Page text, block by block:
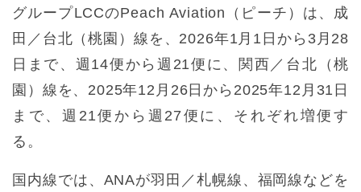
グループLCCのPeach Aviation（ピーチ）は、成
田／台北（桃園）線を、2026年1月1日から3月28
日まで、週14便から週21便に、関西／台北（桃
園）線を、2025年12月26日から2025年12月31日
まで、週21便から週27便に、それぞれ増便す
る。
国内線では、ANAが羽田／札幌線、福岡線などを